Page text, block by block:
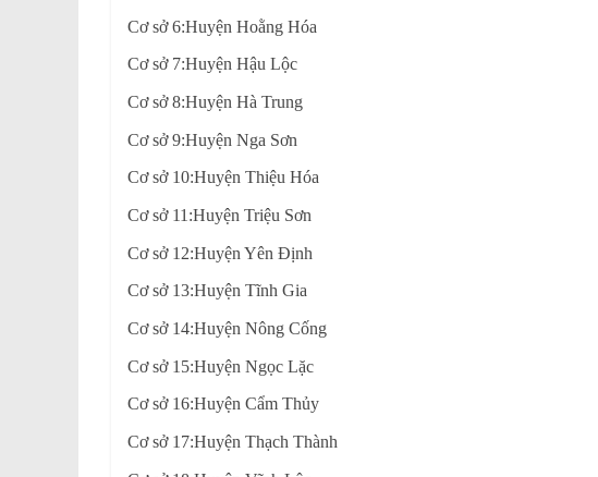
Cơ sở 6:Huyện Hoằng Hóa
Cơ sở 7:Huyện Hậu Lộc
Cơ sở 8:Huyện Hà Trung
Cơ sở 9:Huyện Nga Sơn
Cơ sở 10:Huyện Thiệu Hóa
Cơ sở 11:Huyện Triệu Sơn
Cơ sở 12:Huyện Yên Định
Cơ sở 13:Huyện Tĩnh Gia
Cơ sở 14:Huyện Nông Cống
Cơ sở 15:Huyện Ngọc Lặc
Cơ sở 16:Huyện Cẩm Thủy
Cơ sở 17:Huyện Thạch Thành